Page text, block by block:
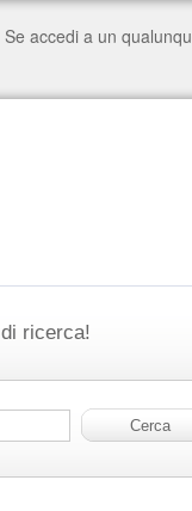
ricerca!